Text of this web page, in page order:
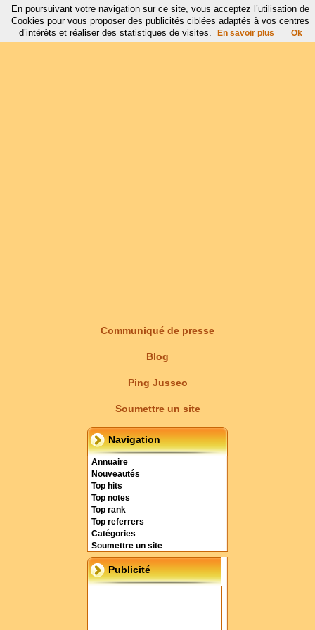
Communiqué de presse
Blog
Ping Jusseo
Soumettre un site
Navigation
Annuaire
Nouveautés
Top hits
Top notes
Top rank
Top referrers
Catégories
Soumettre un site
Publicité
En poursuivant votre navigation sur ce site, vous acceptez l’utilisation de
Cookies pour vous proposer des publicités ciblées adaptés à vos centres
d’intérêts et réaliser des statistiques de visites.
En savoir plus Ok